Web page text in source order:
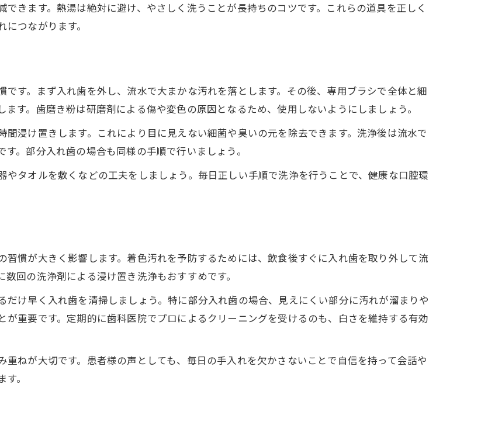
対策に役立つ入れ歯の洗浄習慣
入れ歯の黄ばみを防ぐ毎日の洗浄ルーティン
れ歯の黄ばみ対策に適した手入れ手順
食後すぐの入れ歯清掃で黄ばみを予防する工夫
清掃で入れ歯を長持ちさせる秘訣
入れ歯を傷めず長持ちさせる清掃方法の基本
れ歯清掃時の注意点と誤った手入れのリスク
きます。熱湯は絶対に避け、やさしく洗うことが長持ちのコツです。これらの道具を正しく
つながります。
す。まず入れ歯を外し、流水で大まかな汚れを落とします。その後、専用ブラシで全体と細
す。歯磨き粉は研磨剤による傷や変色の原因となるため、使用しないようにしましょう。
浸け置きします。これにより目に見えない細菌や臭いの元を除去できます。洗浄後は流水で
。部分入れ歯の場合も同様の手順で行いましょう。
タオルを敷くなどの工夫をしましょう。毎日正しい手順で洗浄を行うことで、健康な口腔環
慣が大きく影響します。着色汚れを予防するためには、飲食後すぐに入れ歯を取り外して流
回の洗浄剤による浸け置き洗浄もおすすめです。
け早く入れ歯を清掃しましょう。特に部分入れ歯の場合、見えにくい部分に汚れが溜まりや
重要です。定期的に歯科医院でプロによるクリーニングを受けるのも、白さを維持する有効
ねが大切です。患者様の声としても、毎日の手入れを欠かさないことで自信を持って会話や
。